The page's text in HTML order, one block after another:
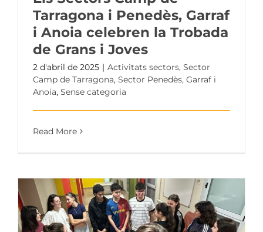
Tarragona i Penedès, Garraf
i Anoia celebren la Trobada
de Grans i Joves
2 d'abril de 2025 | Activitats sectors, Sector
Camp de Tarragona, Sector Penedès, Garraf i
Anoia, Sense categoria
Read More